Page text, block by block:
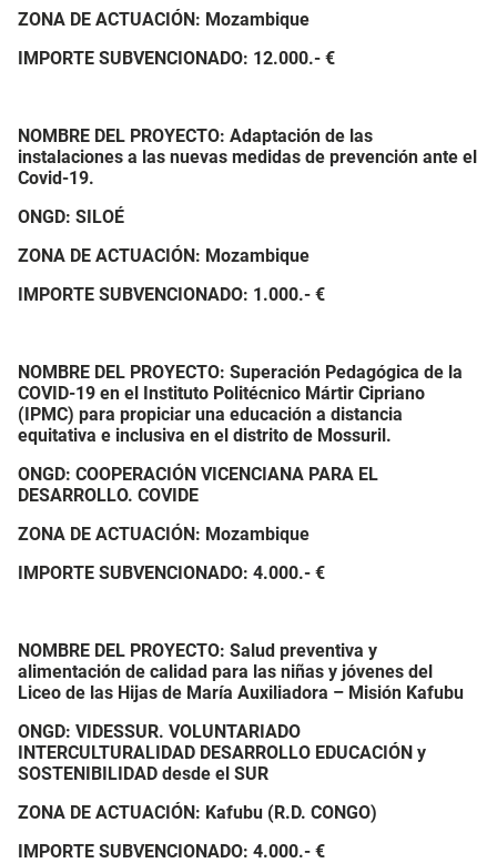
ZONA DE ACTUACIÓN: Mozambique
IMPORTE SUBVENCIONADO: 12.000.- €
NOMBRE DEL PROYECTO: Adaptación de las
instalaciones a las nuevas medidas de prevención ante el
Covid-19.
ONGD: SILOÉ
ZONA DE ACTUACIÓN: Mozambique
IMPORTE SUBVENCIONADO: 1.000.- €
NOMBRE DEL PROYECTO: Superación Pedagógica de la
COVID-19 en el Instituto Politécnico Mártir Cipriano
(IPMC) para propiciar una educación a distancia
equitativa e inclusiva en el distrito de Mossuril.
ONGD: COOPERACIÓN VICENCIANA PARA EL
DESARROLLO. COVIDE
ZONA DE ACTUACIÓN: Mozambique
IMPORTE SUBVENCIONADO: 4.000.- €
NOMBRE DEL PROYECTO: Salud preventiva y
alimentación de calidad para las niñas y jóvenes del
Liceo de las Hijas de María Auxiliadora – Misión Kafubu
ONGD: VIDESSUR. VOLUNTARIADO
INTERCULTURALIDAD DESARROLLO EDUCACIÓN y
SOSTENIBILIDAD desde el SUR
ZONA DE ACTUACIÓN: Kafubu (R.D. CONGO)
IMPORTE SUBVENCIONADO: 4.000.- €